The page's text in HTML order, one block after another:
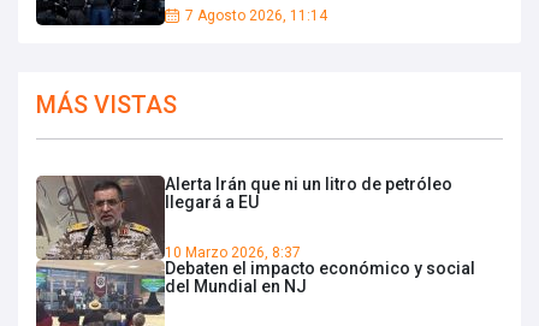
7 Agosto 2026, 11:14
MÁS VISTAS
Alerta Irán que ni un litro de petróleo
llegará a EU
10 Marzo 2026, 8:37
Debaten el impacto económico y social
del Mundial en NJ